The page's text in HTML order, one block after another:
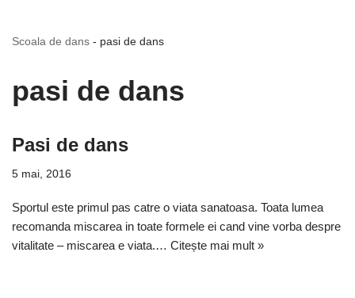
Scoala de dans - pasi de dans
pasi de dans
Pasi de dans
5 mai, 2016
Sportul este primul pas catre o viata sanatoasa. Toata lumea
recomanda miscarea in toate formele ei cand vine vorba despre
vitalitate – miscarea e viata.… Citește mai mult »